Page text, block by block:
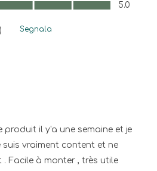
5.0
) Segnala
produit il y'a une semaine et je
suis vraiment content et ne
Facile à monter , très utile